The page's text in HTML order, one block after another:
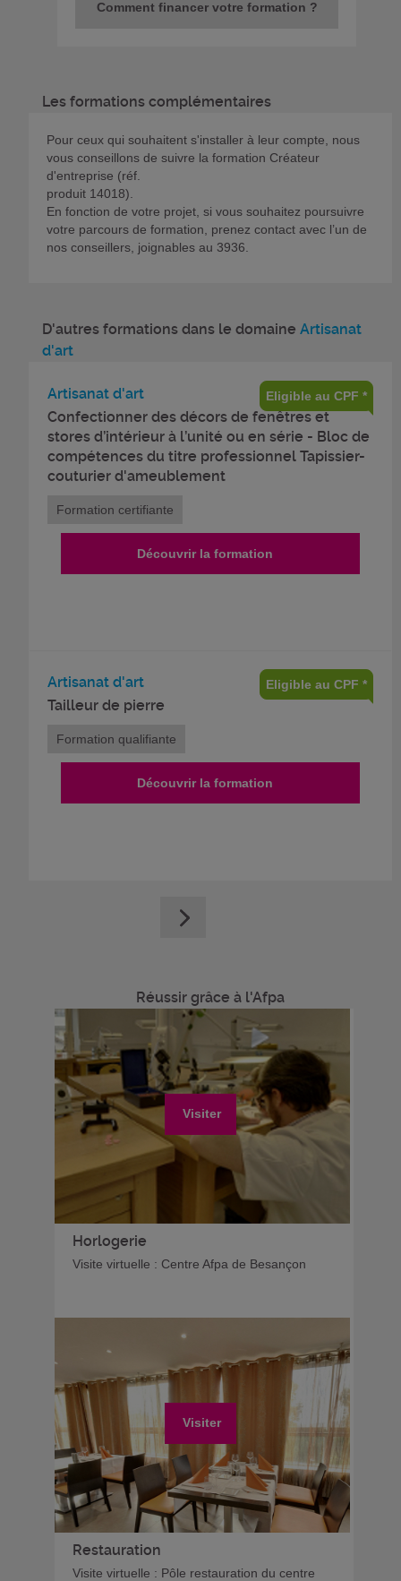
Comment financer votre formation ?
Les formations complémentaires
Pour ceux qui souhaitent s'installer à leur compte, nous
vous conseillons de suivre la formation Créateur
d'entreprise (réf.
produit 14018).
En fonction de votre projet, si vous souhaitez poursuivre
votre parcours de formation, prenez contact avec l’un de
nos conseillers, joignables au 3936.
D'autres formations dans le domaine Artisanat
d'art
Artisanat d'art
Confectionner des décors de fenêtres et
stores d’intérieur à l’unité ou en série - Bloc de
compétences du titre professionnel Tapissier-
couturier d'ameublement
Eligible au CPF *
Formation certifiante
Découvrir la formation
Artisanat d'art
Tailleur de pierre
Eligible au CPF *
Formation qualifiante
Découvrir la formation
Réussir grâce à l'Afpa
Visiter
Horlogerie
Visite virtuelle : Centre Afpa de Besançon
Visiter
Restauration
Visite virtuelle : Pôle restauration du centre